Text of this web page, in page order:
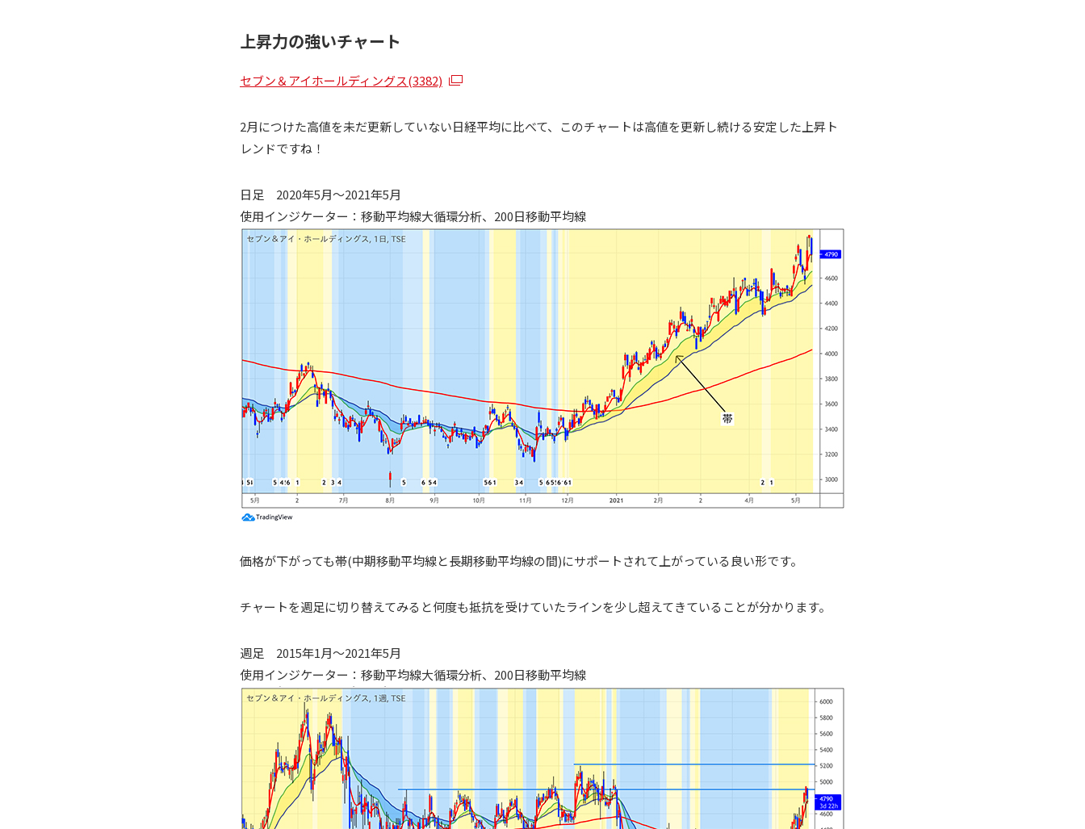
上昇力の強いチャート
セブン＆アイホールディングス(3382)
2月につけた高値を未だ更新していない日経平均に比べて、このチャートは高値を更新し続ける安定した上昇ト
レンドですね！
日足 2020年5月～2021年5月
使用インジケーター：移動平均線大循環分析、200日移動平均線
価格が下がっても帯(中期移動平均線と長期移動平均線の間)にサポートされて上がっている良い形です。
チャートを週足に切り替えてみると何度も抵抗を受けていたラインを少し超えてきていることが分かります。
週足 2015年1月～2021年5月
使用インジケーター：移動平均線大循環分析、200日移動平均線